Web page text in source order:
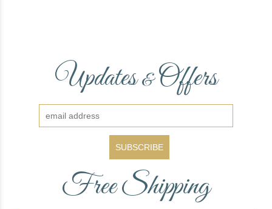
Updates&Offers
SUBSCRIBE
Free Shipping